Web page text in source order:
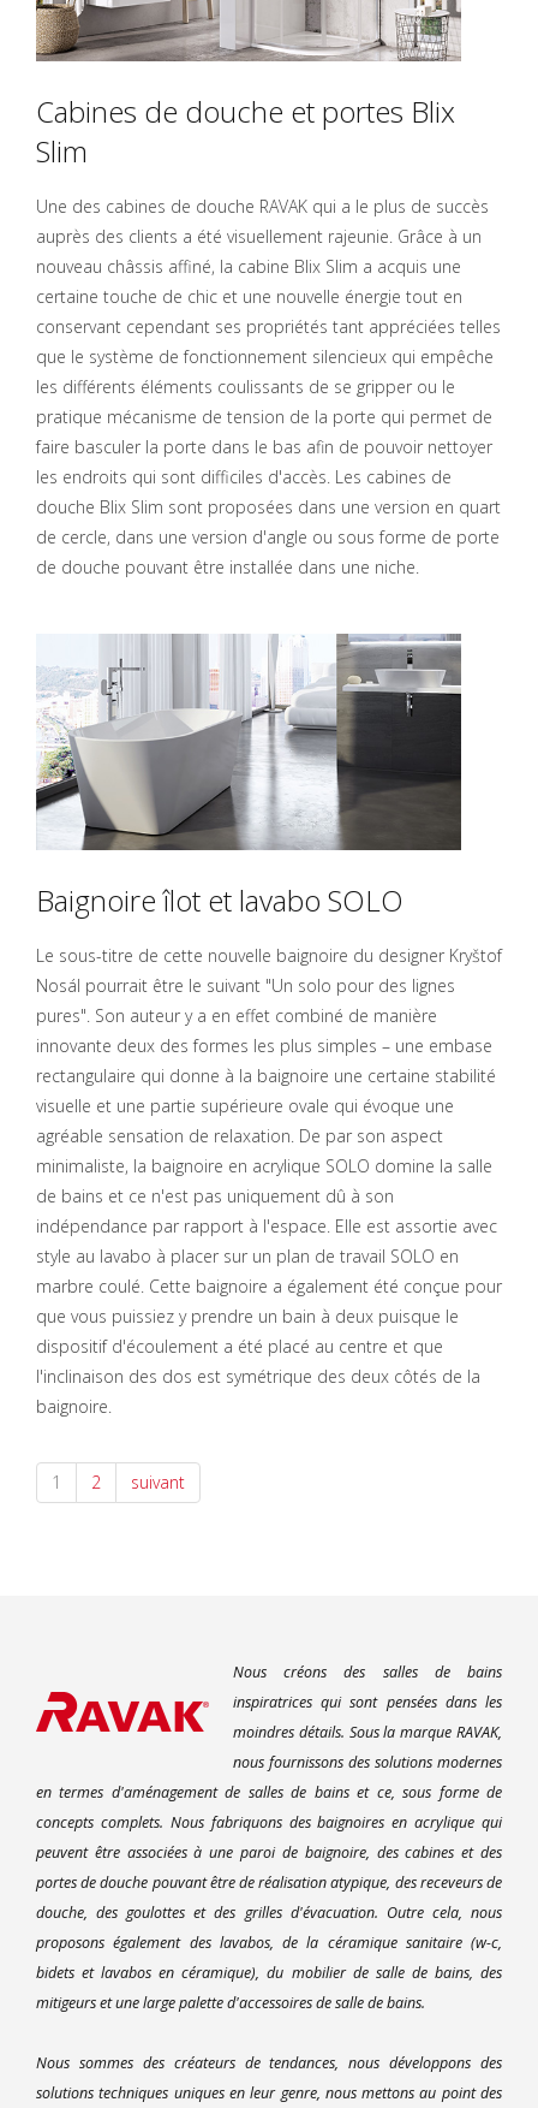
Cabines de douche et portes Blix
Slim
Une des cabines de douche RAVAK qui a le plus de succès
auprès des clients a été visuellement rajeunie. Grâce à un
nouveau châssis affiné, la cabine Blix Slim a acquis une
certaine touche de chic et une nouvelle énergie tout en
conservant cependant ses propriétés tant appréciées telles
que le système de fonctionnement silencieux qui empêche
les différents éléments coulissants de se gripper ou le
pratique mécanisme de tension de la porte qui permet de
faire basculer la porte dans le bas afin de pouvoir nettoyer
les endroits qui sont difficiles d'accès. Les cabines de
douche Blix Slim sont proposées dans une version en quart
de cercle, dans une version d'angle ou sous forme de porte
de douche pouvant être installée dans une niche.
Baignoire îlot et lavabo SOLO
Le sous-titre de cette nouvelle baignoire du designer Kryštof
Nosál pourrait être le suivant "Un solo pour des lignes
pures". Son auteur y a en effet combiné de manière
innovante deux des formes les plus simples – une embase
rectangulaire qui donne à la baignoire une certaine stabilité
visuelle et une partie supérieure ovale qui évoque une
agréable sensation de relaxation. De par son aspect
minimaliste, la baignoire en acrylique SOLO domine la salle
de bains et ce n'est pas uniquement dû à son
indépendance par rapport à l'espace. Elle est assortie avec
style au lavabo à placer sur un plan de travail SOLO en
marbre coulé. Cette baignoire a également été conçue pour
que vous puissiez y prendre un bain à deux puisque le
dispositif d'écoulement a été placé au centre et que
l'inclinaison des dos est symétrique des deux côtés de la
baignoire.
1 2 suivant
Nous créons des salles de bains
inspiratrices qui sont pensées dans les
moindres détails. Sous la marque RAVAK,
nous fournissons des solutions modernes
en termes d'aménagement de salles de bains et ce, sous forme de
concepts complets. Nous fabriquons des baignoires en acrylique qui
peuvent être associées à une paroi de baignoire, des cabines et des
portes de douche pouvant être de réalisation atypique, des receveurs de
douche, des goulottes et des grilles d'évacuation. Outre cela, nous
proposons également des lavabos, de la céramique sanitaire (w-c,
bidets et lavabos en céramique), du mobilier de salle de bains, des
mitigeurs et une large palette d'accessoires de salle de bains.
Nous sommes des créateurs de tendances, nous développons des
solutions techniques uniques en leur genre, nous mettons au point des